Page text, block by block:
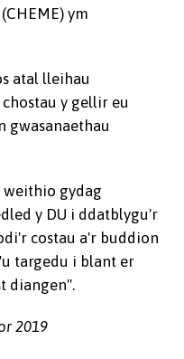
ym
atal lleihau
y gellir eu
gwasanaethau
weithio gydag
y DU i ddatblygu'r
costau a'r buddion
targedu i blant er
diangen".
2019